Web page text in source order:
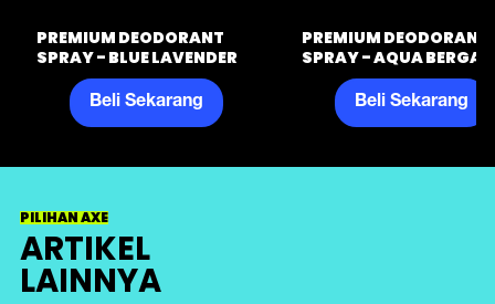
PREMIUM DEODORANT
SPRAY - BLUE LAVENDER
Beli Sekarang
PREMIUM DEODORANT
SPRAY - AQUA
Beli Sekarang
PILIHAN AXE
ARTIKEL
LAINNYA